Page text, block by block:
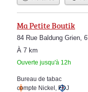
Ma Petite Boutik
84 Rue Baldung Grien,
À 7 km
Ouverte jusqu'à 12h
Bureau de tabac
compte Nickel FDJ